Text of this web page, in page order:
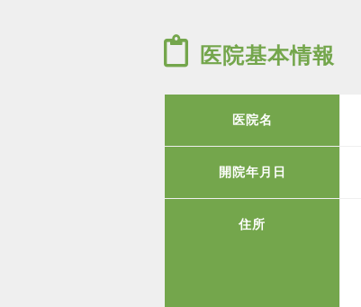
医院基本情報
医院名
開院年月日
住所